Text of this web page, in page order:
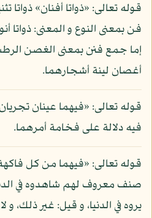
قوله تعالى: «ذواتا أفنان» ذواتا
فن بمعنى النوع و المعنى: ذواتا
إما جمع فنن بمعنى الغصن الرطب
أغصان لينة أشجارهما.
قوله تعالى: «فيهما عينان
فيه دلالة على فخامة أمرهما.
قوله تعالى: «فيهما من كل
صنف معروف لهم شاهدوه في
يروه في الدنيا، و قيل: غير ذلك، و